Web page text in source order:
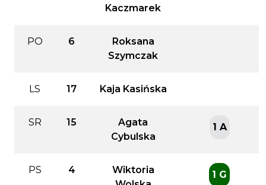
Kaczmarek
PO 6
Roksana
Szymczak
LS 17 Kaja Kasińska
SR 15
Agata
Cybulska
1 A
PS 4
Wiktoria
1 G